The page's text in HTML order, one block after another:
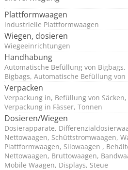
Plattformwaagen
industrielle Plattformwaagen
Wiegen, dosieren
Wiegeeinrichtungen
Handhabung
Automatische Befüllung von
Bigbags, Automatische Befüllung von
Verpacken
Verpackung in, Befüllung von
Verpackung in Fässer, Tonnen
Dosieren/Wiegen
Dosierapparate,
Nettowaagen, Schüttstromwaagen,
Plattformwaagen, Silowaagen ,
Nettowaagen, Bruttowaagen,
Mobile Waagen, Displays, Steue